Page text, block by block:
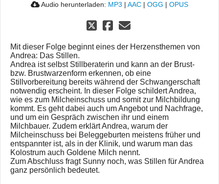
Audio herunterladen: MP3 | AAC | OGG | OPUS
Mit dieser Folge beginnt eines der Herzensthemen von
Andrea: Das Stillen.
Andrea ist selbst Stillberaterin und kann an der Brust-
bzw. Brustwarzenform erkennen, ob eine
Stillvorbereitung bereits während der Schwangerschaft
notwendig erscheint. In dieser Folge schildert Andrea,
wie es zum Milcheinschuss und somit zur Milchbildung
kommt. Es geht dabei auch um Angebot und Nachfrage,
und um ein Gespräch zwischen ihr und einem
Milchbauer. Zudem erklärt Andrea, warum der
Milcheinschuss bei Beleggeburten meistens früher und
entspannter ist, als in der Klinik, und warum man das
Kolostrum auch Goldene Milch nennt.
Zum Abschluss fragt Sunny noch, was Stillen für Andrea
ganz persönlich bedeutet.